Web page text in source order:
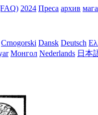
2024 Преса архив
Crnogorski Dansk Deutsch
Монгол Nederlands 日本